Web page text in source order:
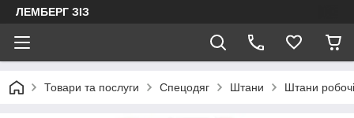
ЛЕМБЕРГ ЗІЗ
Товари та послуги Спецодяг Штани Штани